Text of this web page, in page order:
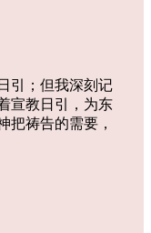
引；但我深刻记
宣教日引，为东
把祷告的需要，